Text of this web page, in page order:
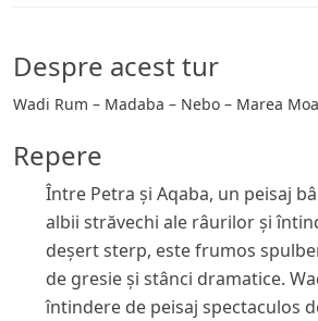
Despre acest tur
Wadi Rum – Madaba – Nebo – Marea
Repere
Între Petra și Aqaba, un peisaj
albii străvechi ale râurilor și
deșert sterp, este frumos
de gresie și stânci dramatice.
întindere de peisaj spectaculos